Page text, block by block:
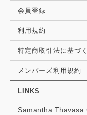
会員登録
利用規約
特定商取引法に基づ
メンバーズ利用規約
LINKS
Samantha Thavasa